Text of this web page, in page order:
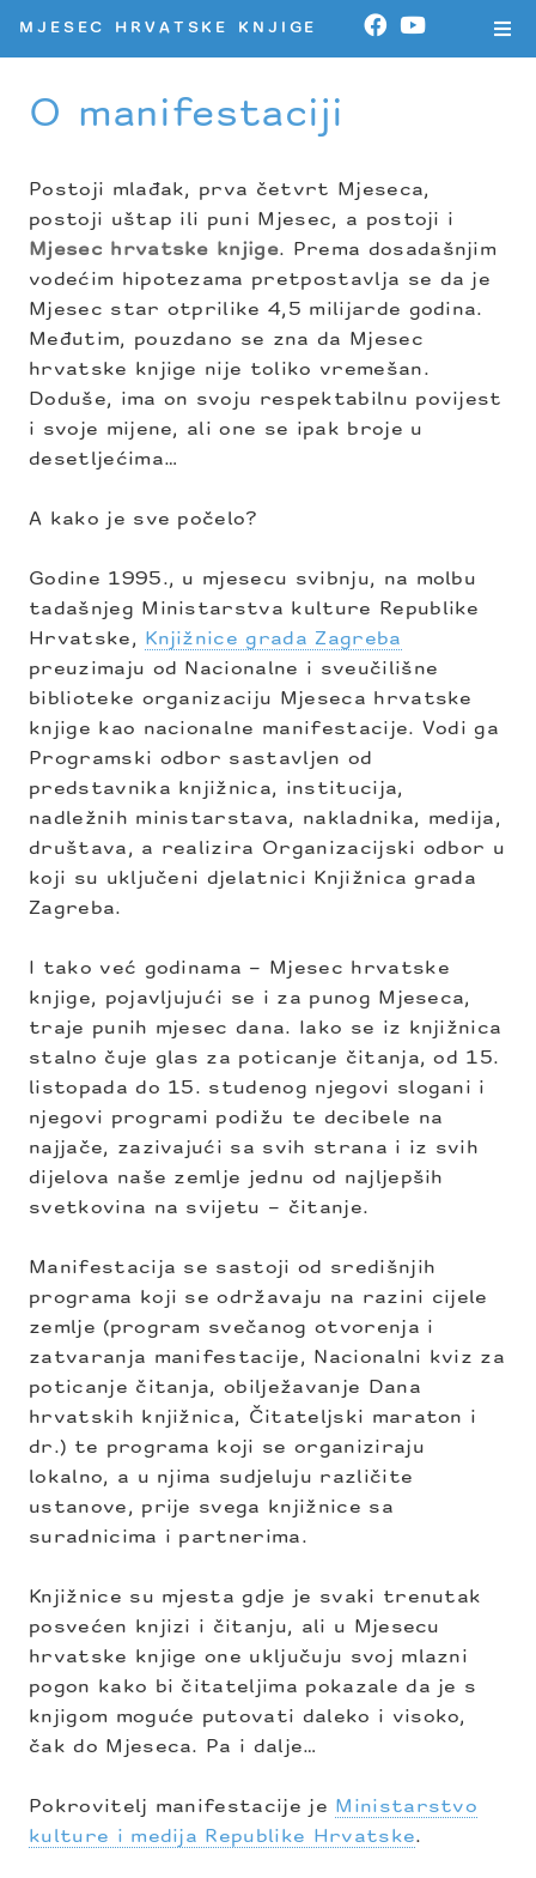
MJESEC HRVATSKE KNJIGE
O manifestaciji
Postoji mlađak, prva četvrt Mjeseca,
postoji uštap ili puni Mjesec, a postoji i
Mjesec hrvatske knjige. Prema dosadašnjim
vodećim hipotezama pretpostavlja se da je
Mjesec star otprilike 4,5 milijarde godina.
Međutim, pouzdano se zna da Mjesec
hrvatske knjige nije toliko vremešan.
Doduše, ima on svoju respektabilnu povijest
i svoje mijene, ali one se ipak broje u
desetljećima…
A kako je sve počelo?
Godine 1995., u mjesecu svibnju, na molbu
tadašnjeg Ministarstva kulture Republike
Hrvatske,
Knjižnice grada Zagreba
preuzimaju od Nacionalne i sveučilišne
biblioteke organizaciju Mjeseca hrvatske
knjige kao nacionalne manifestacije. Vodi ga
Programski odbor sastavljen od
predstavnika knjižnica, institucija,
nadležnih ministarstava, nakladnika, medija,
društava, a realizira Organizacijski odbor u
koji su uključeni djelatnici Knjižnica grada
Zagreba.
I tako već godinama – Mjesec hrvatske
knjige, pojavljujući se i za punog Mjeseca,
traje punih mjesec dana. Iako se iz knjižnica
stalno čuje glas za poticanje čitanja, od 15.
listopada do 15. studenog njegovi slogani i
njegovi programi podižu te decibele na
najjače, zazivajući sa svih strana i iz svih
dijelova naše zemlje jednu od najljepših
svetkovina na svijetu – čitanje.
Manifestacija se sastoji od središnjih
programa koji se održavaju na razini cijele
zemlje (program svečanog otvorenja i
zatvaranja manifestacije, Nacionalni kviz za
poticanje čitanja, obilježavanje Dana
hrvatskih knjižnica, Čitateljski maraton i
dr.) te programa koji se organiziraju
lokalno, a u njima sudjeluju različite
ustanove, prije svega knjižnice sa
suradnicima i partnerima.
Knjižnice su mjesta gdje je svaki trenutak
posvećen knjizi i čitanju, ali u Mjesecu
hrvatske knjige one uključuju svoj mlazni
pogon kako bi čitateljima pokazale da je s
knjigom moguće putovati daleko i visoko,
čak do Mjeseca. Pa i dalje…
Pokrovitelj manifestacije je Ministarstvo
kulture i medija Republike Hrvatske.